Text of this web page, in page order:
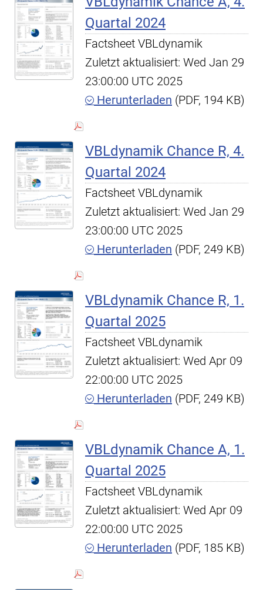
Quartal 2024
Factsheet VBLdynamik
Zuletzt aktualisiert: Wed Jan 29
23:00:00 UTC 2025
Herunterladen (PDF, 194 KB)
VBLdynamik Chance R, 4.
Quartal 2024
Factsheet VBLdynamik
Zuletzt aktualisiert: Wed Jan 29
23:00:00 UTC 2025
Herunterladen (PDF, 249 KB)
VBLdynamik Chance R, 1.
Quartal 2025
Factsheet VBLdynamik
Zuletzt aktualisiert: Wed Apr 09
22:00:00 UTC 2025
Herunterladen (PDF, 249 KB)
VBLdynamik Chance A, 1.
Quartal 2025
Factsheet VBLdynamik
Zuletzt aktualisiert: Wed Apr 09
22:00:00 UTC 2025
Herunterladen (PDF, 185 KB)